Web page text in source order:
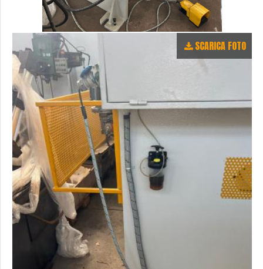
SCARICA FOTO